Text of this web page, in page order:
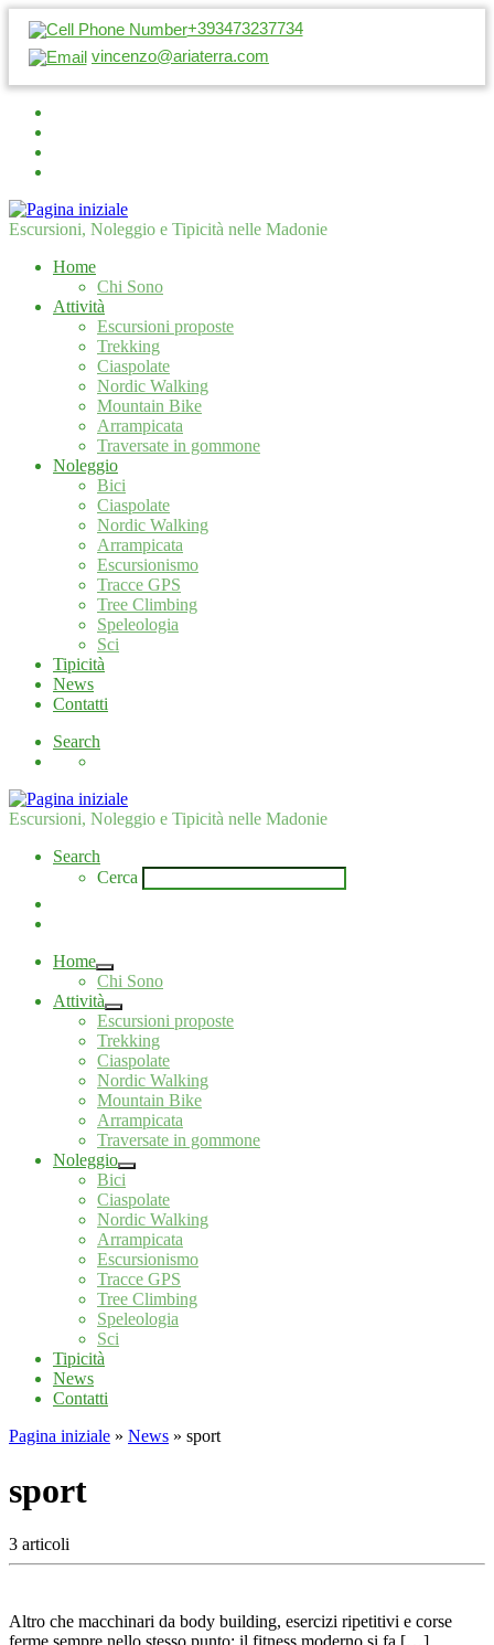
+393473237734
vincenzo@ariaterra.com
Escursioni, Noleggio e Tipicità nelle Madonie
Home
Chi Sono
Attività
Escursioni proposte
Trekking
Ciaspolate
Nordic Walking
Mountain Bike
Arrampicata
Traversate in gommone
Noleggio
Bici
Ciaspolate
Nordic Walking
Arrampicata
Escursionismo
Tracce GPS
Tree Climbing
Speleologia
Sci
Tipicità
News
Contatti
Search
Escursioni, Noleggio e Tipicità nelle Madonie
Search
Cerca
Home
Chi Sono
Attività
Escursioni proposte
Trekking
Ciaspolate
Nordic Walking
Mountain Bike
Arrampicata
Traversate in gommone
Noleggio
Bici
Ciaspolate
Nordic Walking
Arrampicata
Escursionismo
Tracce GPS
Tree Climbing
Speleologia
Sci
Tipicità
News
Contatti
Pagina iniziale » News » sport
sport
3 articoli
Altro che macchinari da body building, esercizi ripetitivi e corse